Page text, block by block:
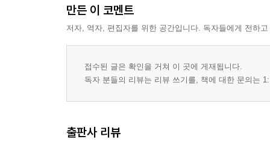
만든 이 코멘트
저자, 역자, 편집자를 위한 공간입니다. 독자들에게 전하
접수된 글은 확인을 거쳐 이 곳에 게재됩니다.
독자 분들의 리뷰는 리뷰 쓰기를, 책에 대한 문의는
출판사 리뷰